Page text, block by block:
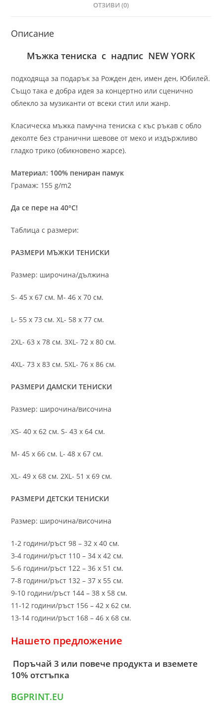
ОТЗИВИ (0)
Описание
Мъжка тениска с надпис NEW YORK
подходяща за подарък за Рожден ден, имен ден, Юбилей.
Също така е добра идея за концертно или сценично
облекло за музиканти от всеки стил или жанр.
Класическа мъжка памучна тениска с къс ръкав с обло
деколте без странични шевове от меко и издържливо
гладко трико (обикновено жарсе).
Материал: 100% пениран памук
Грамаж: 155 g/m2
Да се пере на 40°C!
Таблица с размери:
РАЗМЕРИ МЪЖКИ ТЕНИСКИ
Размер: широчина/дължина
S- 45 х 67 см. M- 46 х 70 см.
L- 55 х 73 см. XL- 58 х 77 см.
2XL- 63 х 78 см. 3XL- 72 х 80 см.
4XL- 73 х 83 см. 5XL- 76 х 86 см.
РАЗМЕРИ ДАМСКИ ТЕНИСКИ
Размер: широчина/височина
XS- 40 х 62 см. S- 43 х 64 см.
M- 45 х 66 см. L- 48 х 67 см.
XL- 49 х 68 см. 2XL- 51 х 69 см.
РАЗМЕРИ ДЕТСКИ ТЕНИСКИ
Размер: широчина/височина
1-2 години/ръст 98 – 32 х 40 см.
3-4 години/ръст 110 – 34 х 42 см.
5-6 години/ръст 122 – 36 х 51 см.
7-8 години/ръст 132 – 37 х 55 см.
9-10 години/ръст 144 – 38 х 58 см.
11-12 години/ръст 156 – 42 x 62 см.
13-14 години/ръст 168 – 46 х 68 см.
Нашето предложение
Поръчай 3 или повече продукта и вземете
10% отстъпка
BGPRINT.EU